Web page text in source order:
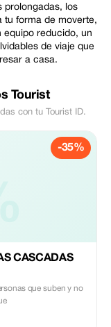
prolongadas, los
tu forma de moverte,
equipo reducido, un
de viaje que
a casa.
Tourist
con tu Tourist ID.
-35%
CASCADAS
que suben y no